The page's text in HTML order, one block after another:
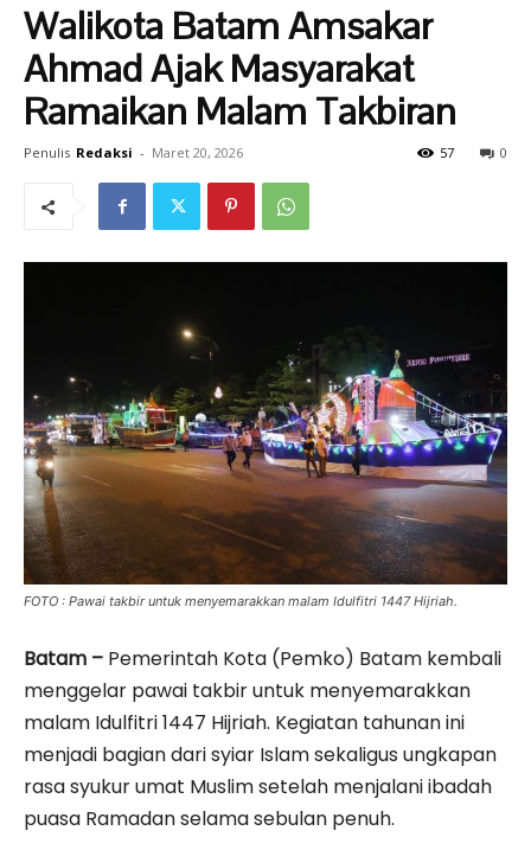
Walikota Batam Amsakar
Ahmad Ajak Masyarakat
Ramaikan Malam Takbiran
Penulis Redaksi - Maret 20, 2026 0
57
FOTO : Pawai takbir untuk menyemarakkan malam Idulfitri 1447 Hijriah.
Batam – Pemerintah Kota (Pemko) Batam kembali
menggelar pawai takbir untuk menyemarakkan
malam Idulfitri 1447 Hijriah. Kegiatan tahunan ini
menjadi bagian dari syiar Islam sekaligus ungkapan
rasa syukur umat Muslim setelah menjalani ibadah
puasa Ramadan selama sebulan penuh.